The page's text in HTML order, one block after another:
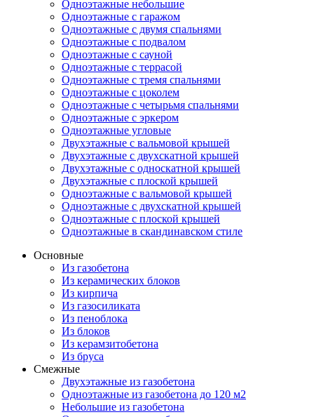
Одноэтажные небольшие
Одноэтажные с гаражом
Одноэтажные с двумя спальнями
Одноэтажные с подвалом
Одноэтажные с сауной
Одноэтажные с террасой
Одноэтажные с тремя спальнями
Одноэтажные с цоколем
Одноэтажные с четырьмя спальнями
Одноэтажные с эркером
Одноэтажные угловые
Двухэтажные с вальмовой крышей
Двухэтажные с двухскатной крышей
Двухэтажные с односкатной крышей
Двухэтажные с плоской крышей
Одноэтажные с вальмовой крышей
Одноэтажные с двухскатной крышей
Одноэтажные с плоской крышей
Одноэтажные в скандинавском стиле
Основные
Из газобетона
Из керамических блоков
Из кирпича
Из газосиликата
Из пеноблока
Из блоков
Из керамзитобетона
Из бруса
Смежные
Двухэтажные из газобетона
Одноэтажные из газобетона до 120 м2
Небольшие из газобетона